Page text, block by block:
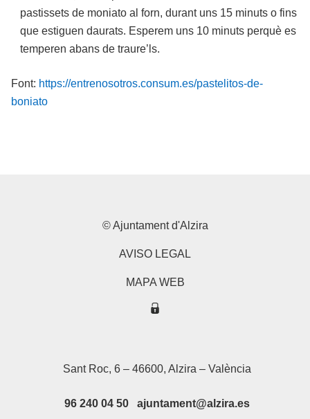
pastissets de moniato al forn, durant uns 15 minuts o fins
que estiguen daurats. Esperem uns 10 minuts perquè es
temperen abans de traure’ls.
Font: https://entrenosotros.consum.es/pastelitos-de-
boniato
© Ajuntament d'Alzira
AVISO LEGAL
MAPA WEB
Sant Roc, 6 – 46600, Alzira – València
96 240 04 50 ajuntament@alzira.es